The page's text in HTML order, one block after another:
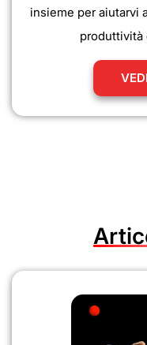
insieme per aiutarvi
produttività